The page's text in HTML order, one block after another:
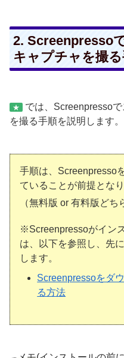
2. Screenpresso
キャプチャを撮
★
では、Screenpresso
を撮る手順を説明します。
手順は、Screenpresso
ていることが前提となり
（無料版 or 有料版どち
※Screenpressoがイン
は、以下を参照し、先
します。
Screenpressoをダ
る方法